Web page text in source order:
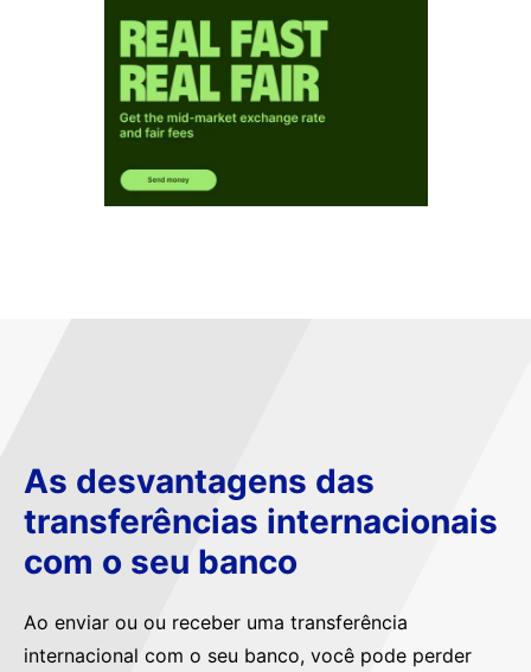
As desvantagens das
transferências internacionais
com o seu banco
Ao enviar ou ou receber uma transferência
internacional com o seu banco, você pode perder